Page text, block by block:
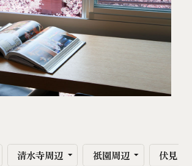
清水寺周辺 祇園周辺 伏見・